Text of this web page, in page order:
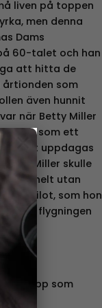
×
liven på toppen
men denna
Dams
60-talet och han
att hitta de
årtionden som
även hunnit
när Betty Miller
pilot som ett
att uppdagas
Miller skulle
då helt utan
som hon
under flygningen
som
6